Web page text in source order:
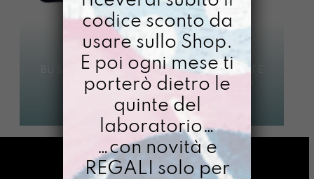
BUSTONY VIENI
BABBO
PORTACOSETTE
VIENI BABBO
codice sconto da
usare sullo Shop.
E poi ogni mese ti
porterò dietro le
quinte del
laboratorio…
…con novità e
REGALI solo per